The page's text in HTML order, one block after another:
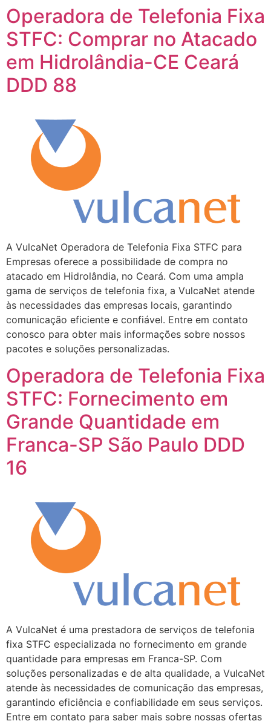
Operadora de Telefonia Fixa
STFC: Comprar no Atacado
em Hidrolândia-CE Ceará
DDD 88
A VulcaNet Operadora de Telefonia Fixa STFC para
Empresas oferece a possibilidade de compra no
atacado em Hidrolândia, no Ceará. Com uma ampla
gama de serviços de telefonia fixa, a VulcaNet atende
às necessidades das empresas locais, garantindo
comunicação eficiente e confiável. Entre em contato
conosco para obter mais informações sobre nossos
pacotes e soluções personalizadas.
Operadora de Telefonia Fixa
STFC: Fornecimento em
Grande Quantidade em
Franca-SP São Paulo DDD
16
A VulcaNet é uma prestadora de serviços de telefonia
fixa STFC especializada no fornecimento em grande
quantidade para empresas em Franca-SP. Com
soluções personalizadas e de alta qualidade, a VulcaNet
atende às necessidades de comunicação das empresas,
garantindo eficiência e confiabilidade em seus serviços.
Entre em contato para saber mais sobre nossas ofertas